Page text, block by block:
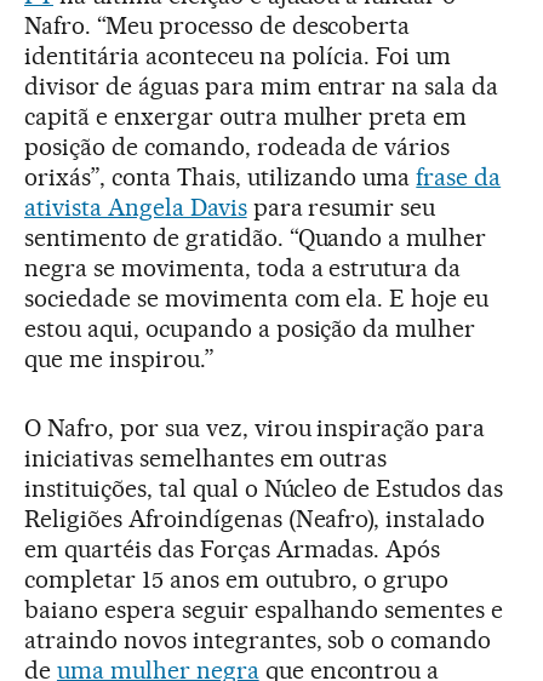
Nafro. “Meu processo de descoberta
identitária aconteceu na polícia. Foi um
divisor de águas para mim entrar na sala da
capitã e enxergar outra mulher preta em
posição de comando, rodeada de vários
orixás”, conta Thais, utilizando umafrase da
ativista Angela Davispara resumir seu
sentimento de gratidão. “Quando a mulher
negra se movimenta, toda a estrutura da
sociedade se movimenta com ela. E hoje eu
estou aqui, ocupando a posição da mulher
que me inspirou.”
O Nafro, por sua vez, virou inspiração para
iniciativas semelhantes em outras
instituições, tal qual o Núcleo de Estudos das
Religiões Afroindígenas (Neafro), instalado
em quartéis das Forças Armadas. Após
completar 15 anos em outubro, o grupo
baiano espera seguir espalhando sementes e
atraindo novos integrantes, sob o comando
de uma mulher negraque encontrou a